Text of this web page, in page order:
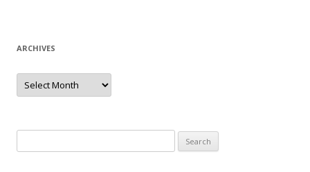
ARCHIVES
Archives
for: